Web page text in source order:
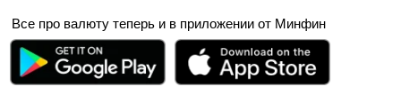
Все про валюту теперь и в приложении от Минфин